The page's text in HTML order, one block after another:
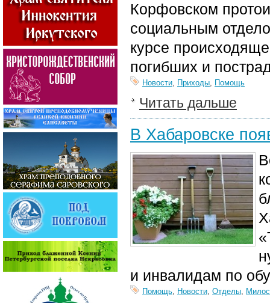
Корфовском
социальным
курсе
погибших и
Новости, Приходы, Помощь
Читать дальше
В Хабаровске
и инвалидам по
Помощь, Новости, Отделы,